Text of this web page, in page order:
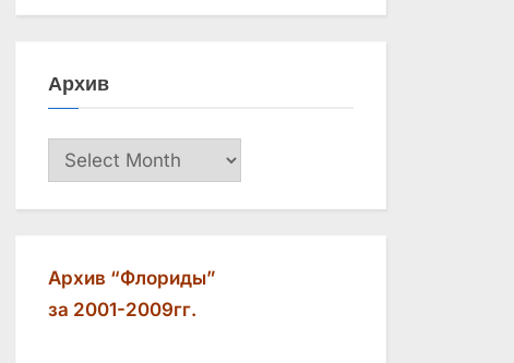
Архив
Архив
Архив “Флориды”
за 2001-2009гг.